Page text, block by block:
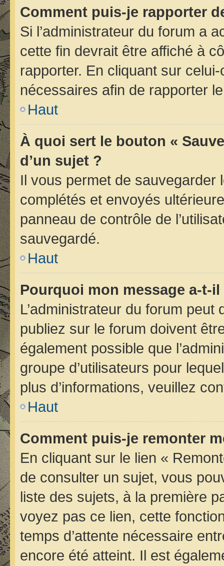
Comment puis-je rapporter
Si l’administrateur du forum a
cette fin devrait être affiché à
rapporter. En cliquant sur
nécessaires afin de rapporter
Haut
À quoi sert le bouton «
d’un sujet ?
Il vous permet de sauvegarder
complétés et envoyés
panneau de contrôle de
sauvegardé.
Haut
Pourquoi mon message a-t-
L’administrateur du forum
publiez sur le forum doivent
également possible que
groupe d’utilisateurs pour
plus d’informations, veuillez
Haut
Comment puis-je remonter
En cliquant sur le lien «
de consulter un sujet, vous
liste des sujets, à la première
voyez pas ce lien, cette
temps d’attente nécessaire
encore été atteint. Il est